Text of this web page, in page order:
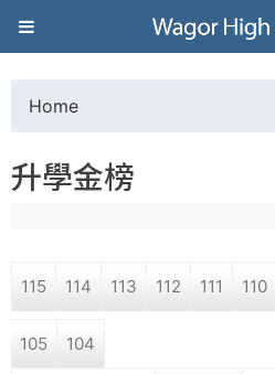
Jump to
葳
格
高
學
o
a
r
Home
升學金榜
115 114 113 112 111 110
105 104